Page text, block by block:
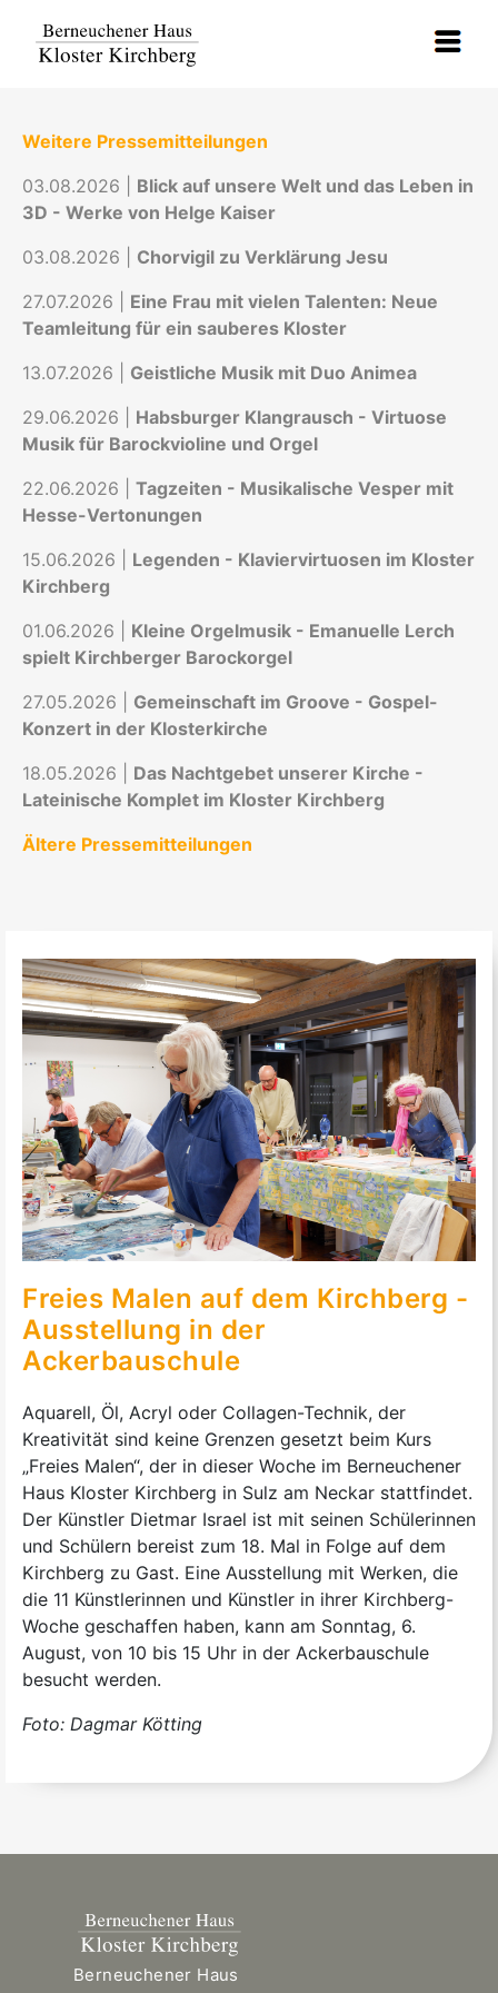
Weitere Pressemitteilungen
03.08.2026 | Blick auf unsere Welt und das Leben in
3D - Werke von Helge Kaiser
03.08.2026 | Chorvigil zu Verklärung Jesu
27.07.2026 | Eine Frau mit vielen Talenten: Neue
Teamleitung für ein sauberes Kloster
13.07.2026 | Geistliche Musik mit Duo Animea
29.06.2026 | Habsburger Klangrausch - Virtuose
Musik für Barockvioline und Orgel
22.06.2026 | Tagzeiten - Musikalische Vesper mit
Hesse-Vertonungen
15.06.2026 | Legenden - Klaviervirtuosen im Kloster
Kirchberg
01.06.2026 | Kleine Orgelmusik - Emanuelle Lerch
spielt Kirchberger Barockorgel
27.05.2026 | Gemeinschaft im Groove - Gospel-
Konzert in der Klosterkirche
18.05.2026 | Das Nachtgebet unserer Kirche -
Lateinische Komplet im Kloster Kirchberg
Ältere Pressemitteilungen
Freies Malen auf dem Kirchberg -
Ausstellung in der
Ackerbauschule
Aquarell, Öl, Acryl oder Collagen-Technik, der
Kreativität sind keine Grenzen gesetzt beim Kurs
„Freies Malen“, der in dieser Woche im Berneuchener
Haus Kloster Kirchberg in Sulz am Neckar stattfindet.
Der Künstler Dietmar Israel ist mit seinen Schülerinnen
und Schülern bereist zum 18. Mal in Folge auf dem
Kirchberg zu Gast. Eine Ausstellung mit Werken, die
die 11 Künstlerinnen und Künstler in ihrer Kirchberg-
Woche geschaffen haben, kann am Sonntag, 6.
August, von 10 bis 15 Uhr in der Ackerbauschule
besucht werden.
Foto: Dagmar Kötting
Berneuchener Haus